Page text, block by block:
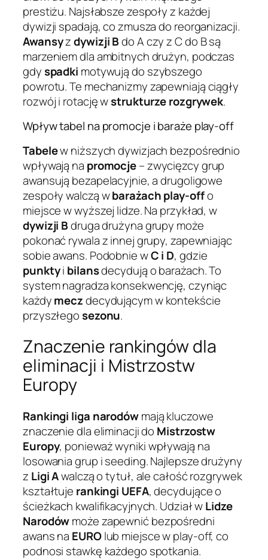
prestiżu. Najsłabsze zespoły z każdej
dywizji spadają, co zmusza do reorganizacji.
Awansyzdywizji Bdo A czy z C do B są
marzeniem dla ambitnych drużyn, podczas
gdyspadki motywują do szybszego
powrotu. Te mechanizmy zapewniają ciągły
rozwój i rotację wstrukturze rozgrywek.
Wpływ tabel na promocje i baraże play-off
Tabelew niższych dywizjach bezpośrednio
wpływają na promocje– zwycięzcy grup
awansują bezapelacyjnie, a drugoligowe
zespoły walczą wbarażach play-offo
miejsce w wyższej lidze. Na przykład, w
dywizji Bdruga drużyna grupy może
pokonać rywala z innej grupy, zapewniając
sobie awans. Podobnie wC i D, gdzie
punktyi bilansdecydują o barażach. To
system nagradza konsekwencję, czyniąc
każdymeczdecydującym w kontekście
przyszłegosezonu.
Znaczenie rankingów dla
eliminacji i Mistrzostw
Europy
Rankingi liga narodówmają kluczowe
znaczenie dla eliminacji do Mistrzostw
Europy, ponieważ wyniki wpływają na
losowania grup i seeding. Najlepsze drużyny
z Ligi Awalczą o tytuł, ale całość rozgrywek
kształtuje rankingi UEFA, decydujące o
ścieżkach kwalifikacyjnych. Udział wLidze
Narodówmoże zapewnić bezpośredni
awans na EUROlub miejsce w play-off, co
podnosi stawkę każdego spotkania.